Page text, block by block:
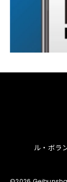
ル・ボラ